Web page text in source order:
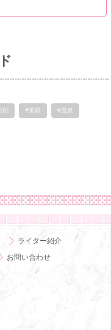
剤 #美容 #温泉
ライター紹介
お問い合わせ